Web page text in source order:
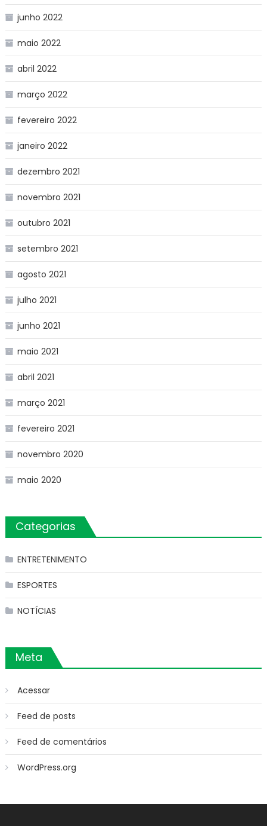
junho 2022
maio 2022
abril 2022
março 2022
fevereiro 2022
janeiro 2022
dezembro 2021
novembro 2021
outubro 2021
setembro 2021
agosto 2021
julho 2021
junho 2021
maio 2021
abril 2021
março 2021
fevereiro 2021
novembro 2020
maio 2020
Categorias
ENTRETENIMENTO
ESPORTES
NOTÍCIAS
Meta
Acessar
Feed de posts
Feed de comentários
WordPress.org